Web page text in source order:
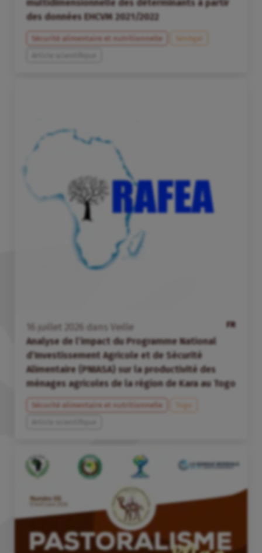
multidimensionnelle des déterminants à partir
des données EHCVM 2021/2022
Sécurité alimentaire et nutritionnelle
Sénégal
FR
juillet dans
Veille
Analyse de l’impact du Programme National
d’Investissement Agricole et de Sécurité
Alimentaire (PNIASA) sur la productivité des
ménages agricoles de la région de Kara au Togo
Sécurité alimentaire et nutritionnelle
Togo